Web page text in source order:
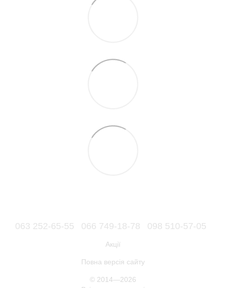
063 252-65-55 066 749-18-78 098 510-57-05
Акції
Повна версія сайту
© 2014—2026